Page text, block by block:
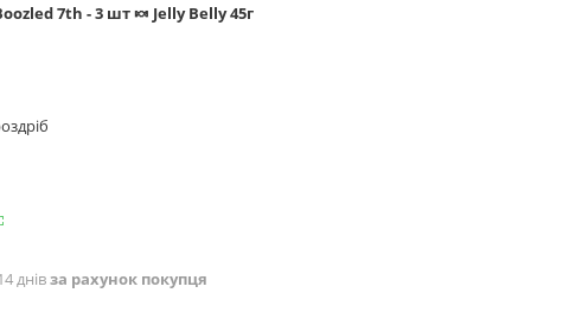
7th - 3 шт 🍬 Jelly Belly 45г
днівза рахунок покупця